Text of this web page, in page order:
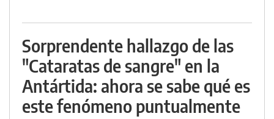
Sorprendente hallazgo de las
"Cataratas de sangre" en la
Antártida: ahora se sabe qué es
este fenómeno puntualmente